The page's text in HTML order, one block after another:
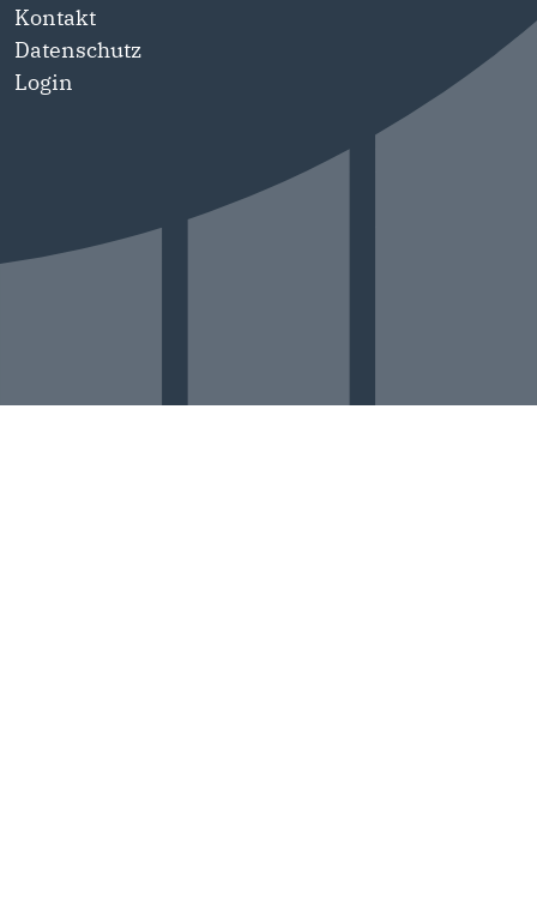
Kontakt
Datenschutz
Login